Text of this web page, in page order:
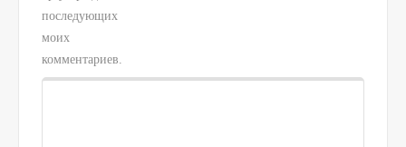
последующих
моих
комментариев.